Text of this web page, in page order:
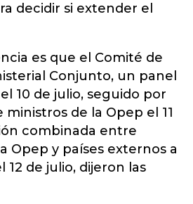
decidir si extender el
es que el Comité de
Conjunto, un panel
10 de julio, seguido por
de la Opep el 11
combinada entre
Opep y países externos a
12 de julio, dijeron las